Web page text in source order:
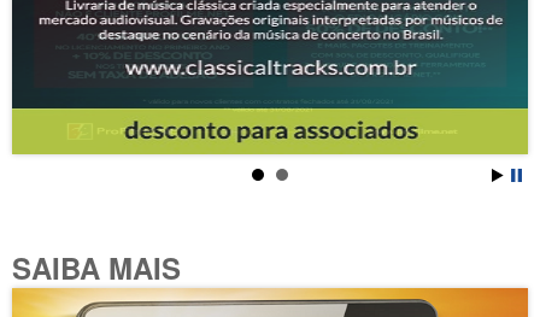
SAIBA MAIS